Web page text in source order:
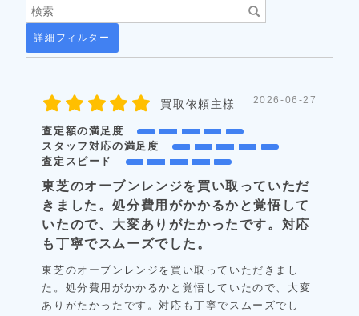
詳細フィルター
買取依頼主様 2026-06-27
査定額の満足度
スタッフ対応の満足度
査定スピード
東芝のオーブンレンジを買い取っていただ
きました。処分費用がかかるかと覚悟して
いたので、大変ありがたかったです。対応
も丁寧でスムーズでした。
東芝のオーブンレンジを買い取っていただきまし
た。処分費用がかかるかと覚悟していたので、大変
ありがたかったです。対応も丁寧でスムーズでし